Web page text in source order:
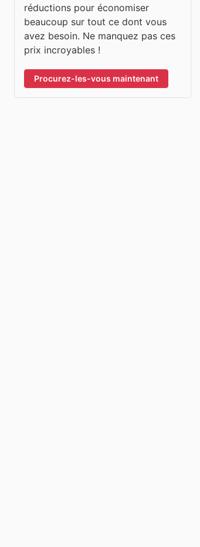
réductions pour économiser
beaucoup sur tout ce dont vous
avez besoin. Ne manquez pas ces
prix incroyables !
Procurez-les-vous maintenant